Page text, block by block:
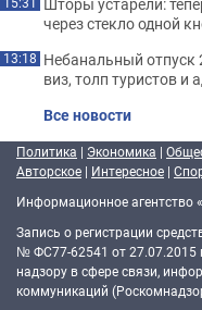
через стекло одной
13:18 Небанальный отпуск
виз, толп туристов и
Все новости
Политика | Экономика |
Авторское | Интересное |
Информационное агентство
Запись о регистрации
№ ФС77-62541 от 27.07.2015
надзору в сфере связи,
коммуникаций